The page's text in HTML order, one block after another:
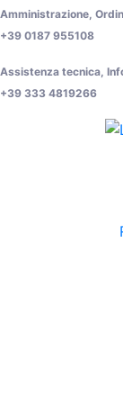
Amministrazione,
+39 0187 955108
Assistenza tecnica,
+39 333 4819266